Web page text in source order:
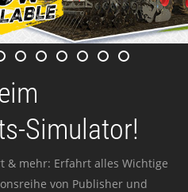
Simulator!
& mehr: Erfahrt alles Wichtige
von Publisher und